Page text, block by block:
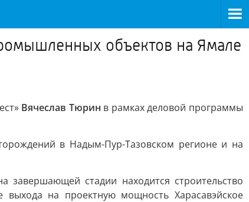
объектов на Ямале
Вячеслав Тюрин в рамках деловой программы
в Надым-Пур-Тазовском регионе и на
завершающей стадии находится строительство
выхода на проектную мощность Харасавэйское